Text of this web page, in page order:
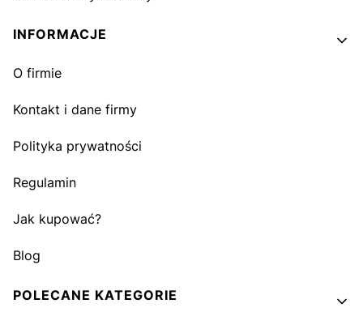
INFORMACJE
O firmie
Kontakt i dane firmy
Polityka prywatności
Regulamin
Jak kupować?
Blog
POLECANE KATEGORIE